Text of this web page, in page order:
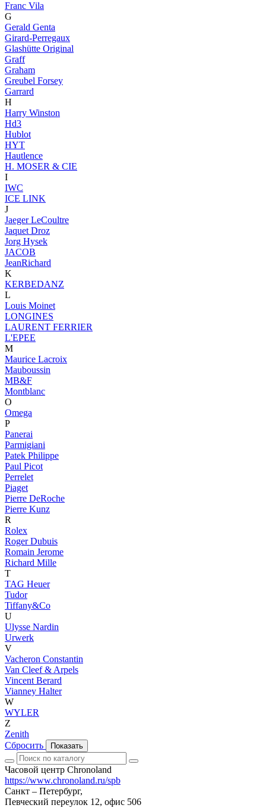
Franc Vila
G
Gerald Genta
Girard-Perregaux
Glashütte Original
Graff
Graham
Greubel Forsey
Garrard
H
Harry Winston
Hd3
Hublot
HYT
Hautlence
H. MOSER & CIE
I
IWC
ICE LINK
J
Jaeger LeCoultre
Jaquet Droz
Jorg Hysek
JACOB
JeanRichard
K
KERBEDANZ
L
Louis Moinet
LONGINES
LAURENT FERRIER
L'EPEE
M
Maurice Lacroix
Mauboussin
MB&F
Montblanc
O
Omega
P
Panerai
Parmigiani
Patek Philippe
Paul Picot
Perrelet
Piaget
Pierre DeRoche
Pierre Kunz
R
Rolex
Roger Dubuis
Romain Jerome
Richard Mille
T
TAG Heuer
Tudor
Tiffany&Co
U
Ulysse Nardin
Urwerk
V
Vacheron Constantin
Van Cleef & Arpels
Vincent Berard
Vianney Halter
W
WYLER
Z
Zenith
Сбросить
Показать
Часовой центр Chronoland
https://www.chronoland.ru/spb
Санкт – Петербург,
Певческий переулок 12, офис 506